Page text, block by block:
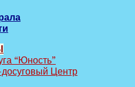
“Юность”
Центр